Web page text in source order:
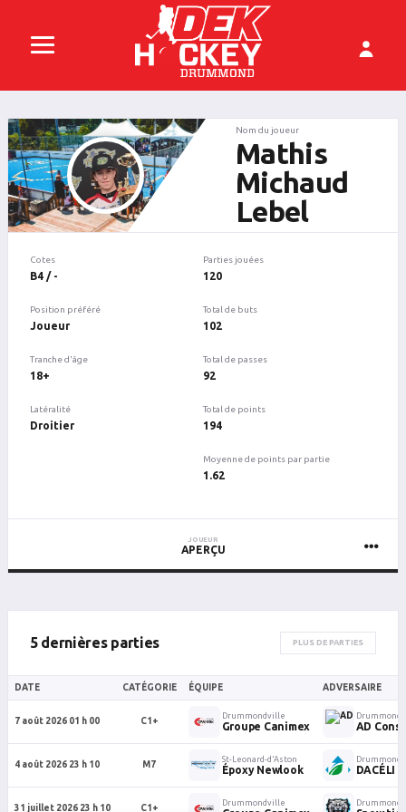
Nom du joueur
Mathis
Michaud
Lebel
Cotes
B4 / -
Position préféré
Joueur
Tranche d'âge
18+
Latéralité
Droitier
Parties jouées
120
Total de buts
102
Total de passes
92
Total de points
194
Moyenne de points par partie
1.62
JOUEUR
APERÇU
5 dernières parties PLUS DE PARTIES
DATE CATÉGORIE ÉQUIPE ADVERSAIRE
7 août 2026 01 h 00 C1+
Drummondville
Groupe Canimex AD
4 août 2026 23 h 10 M7
St-Leonard-d’Aston
Époxy Newlook DACÉLI
31 juillet 2026 23 h 10 C1+
Drummondville